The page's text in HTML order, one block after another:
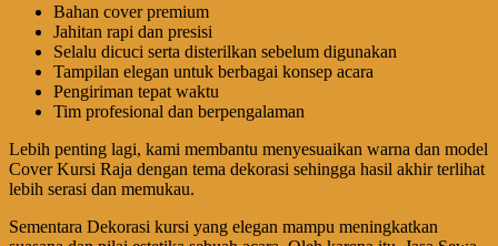
Bahan cover premium
Jahitan rapi dan presisi
Selalu dicuci serta disterilkan sebelum digunakan
Tampilan elegan untuk berbagai konsep acara
Pengiriman tepat waktu
Tim profesional dan berpengalaman
Lebih penting lagi, kami membantu menyesuaikan warna dan model
Cover Kursi Raja dengan tema dekorasi sehingga hasil akhir terlihat
lebih serasi dan memukau.
Sementara Dekorasi kursi yang elegan mampu meningkatkan